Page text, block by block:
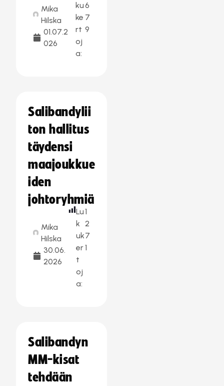
Mika
Hilska
01.07.2
026
ku
ke
rt
oj
a:
6
7
9
Salibandylii
ton hallitus
täydensi
maajoukkue
iden
johtoryhmiä
Mika
Hilska
30.06.
2026
Lu
k
uk
er
t
oj
a:
1
2
7
1
Salibandyn
MM-kisat
tehdään